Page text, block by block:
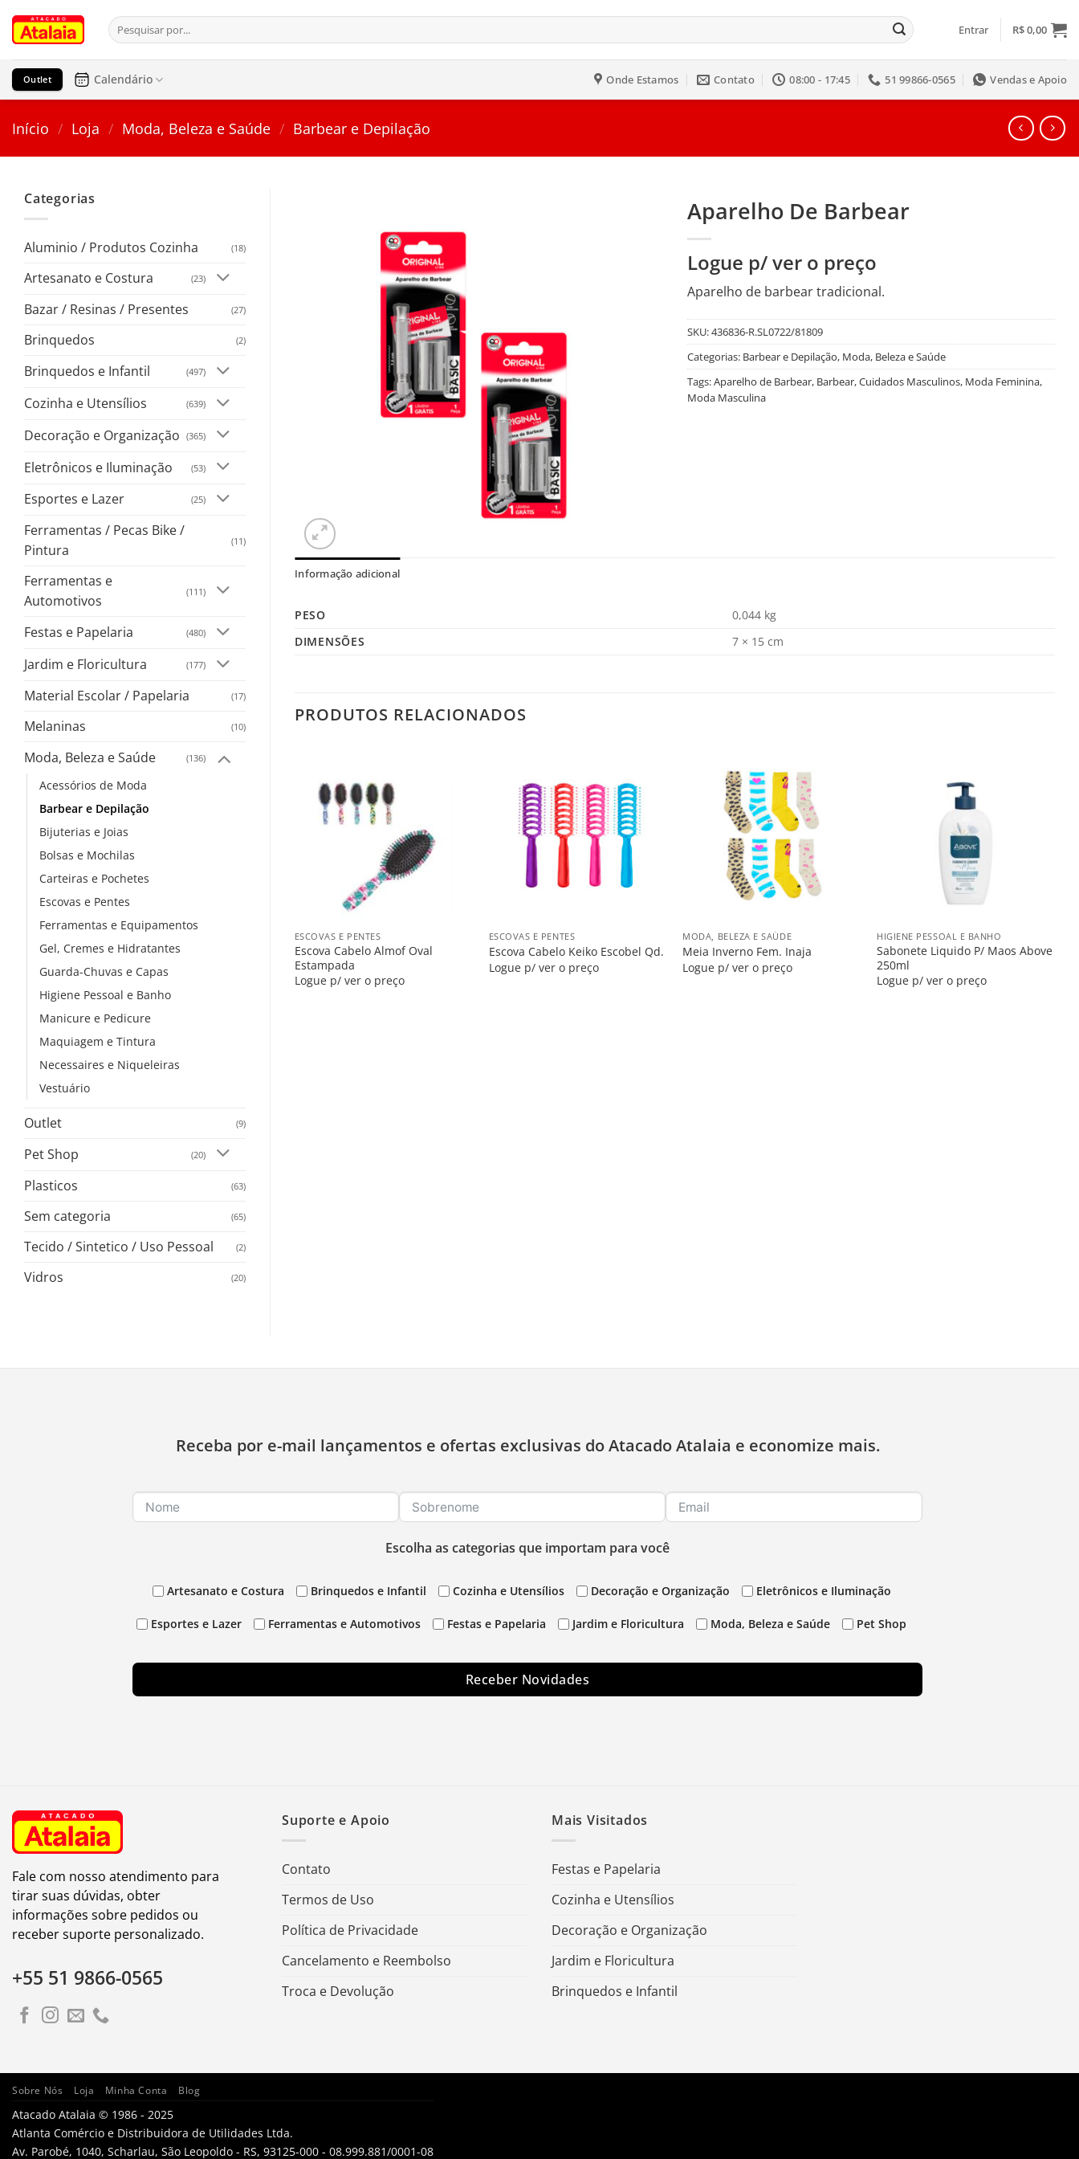
para
conteúdo
Pesquisar
por:
Entrar R$0,00
Outlet Calendário Onde Estamos Contato 08:00 - 17:45 51 99866-0565 Vendas e Apoio
Início / Loja / Moda, Beleza e Saúde / Barbear e Depilação
Categorias
Aluminio / Produtos Cozinha (18)
Artesanato e Costura (23)
Bazar / Resinas / Presentes (27)
Brinquedos (2)
Brinquedos e Infantil (497)
Cozinha e Utensílios (639)
Decoração e Organização (365)
Eletrônicos e Iluminação (53)
Esportes e Lazer (25)
Ferramentas / Pecas Bike /
Pintura
(11)
Ferramentas e
Automotivos
(111)
Festas e Papelaria (480)
Jardim e Floricultura (177)
Material Escolar / Papelaria (17)
Melaninas (10)
Moda, Beleza e Saúde (136)
Acessórios de Moda
Barbear e Depilação
Bijuterias e Joias
Bolsas e Mochilas
Carteiras e Pochetes
Escovas e Pentes
Ferramentas e Equipamentos
Gel, Cremes e Hidratantes
Guarda-Chuvas e Capas
Higiene Pessoal e Banho
Manicure e Pedicure
Maquiagem e Tintura
Necessaires e Niqueleiras
Vestuário
Outlet (9)
Pet Shop (20)
Plasticos (63)
Sem categoria (65)
Tecido / Sintetico / Uso Pessoal (2)
Vidros (20)
Aparelho De Barbear
Logue p/ ver o preço
Aparelho de barbear tradicional.
SKU:436836-R.SL0722/81809
Categorias: Barbear e Depilação, Moda, Beleza e Saúde
Tags:Aparelho de Barbear, Barbear,Cuidados Masculinos, Moda Feminina,
Moda Masculina
Informação adicional
PESO
0,044 kg
DIMENSÕES
7 × 15 cm
PRODUTOS RELACIONADOS
ESCOVAS E PENTES
Escova Cabelo Almof Oval
Estampada
Logue p/ ver o preço
Salvar
na
Lista
ESCOVAS E PENTES
Escova Cabelo Keiko Escobel Qd.
Logue p/ ver o preço
MODA, BELEZA E SAÚDE
Meia Inverno Fem. Inaja
Logue p/ ver o preço
HIGIENE PESSOAL E BANHO
Sabonete Liquido P/ Maos Above
250ml
Logue p/ ver o preço
Receba por e-mail lançamentos e ofertas exclusivas do Atacado Atalaia e economize mais.
Escolha as categorias que importam para você
Artesanato e Costura Brinquedos e Infantil Cozinha e Utensílios Decoração e Organização Eletrônicos e Iluminação
Esportes e Lazer Ferramentas e Automotivos Festas e Papelaria Jardim e Floricultura Moda, Beleza e Saúde Pet Shop
Receber Novidades
Fale com nosso atendimento para
tirar suas dúvidas, obter
informações sobre pedidos ou
receber suporte personalizado.
+55 51 9866-0565
Suporte e Apoio
Contato
Termos de Uso
Política de Privacidade
Cancelamento e Reembolso
Troca e Devolução
Mais Visitados
Festas e Papelaria
Cozinha e Utensílios
Decoração e Organização
Jardim e Floricultura
Brinquedos e Infantil
Sobre Nós Loja Minha Conta Blog
Atacado Atalaia © 1986 - 2025
Atlanta Comércio e Distribuidora de Utilidades Ltda.
Av. Parobé, 1040, Scharlau, São Leopoldo - RS, 93125-000 - 08.999.881/0001-08